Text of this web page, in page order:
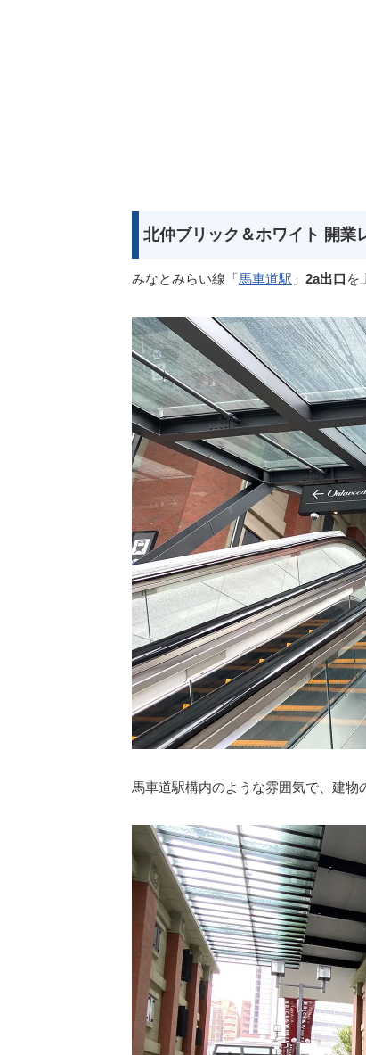
北仲ブリック＆ホワイト 開業
みなとみらい線「馬車道駅 」 2a出口 を
馬車道駅構内のような雰囲気で、建物